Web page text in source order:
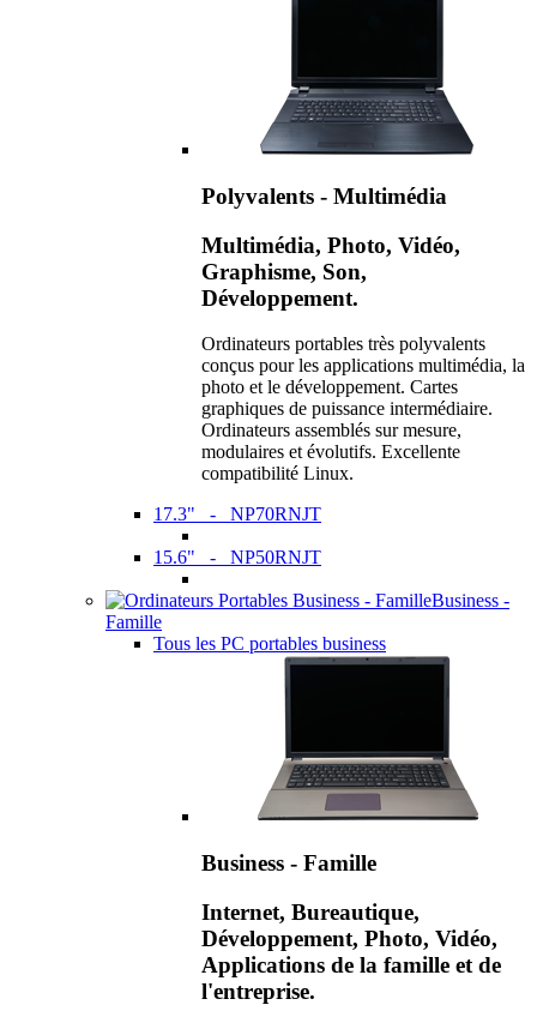
Polyvalents - Multimédia
Multimédia, Photo, Vidéo,
Graphisme, Son,
Développement.
Ordinateurs portables très polyvalents
conçus pour les applications multimédia, la
photo et le développement. Cartes
graphiques de puissance intermédiaire.
Ordinateurs assemblés sur mesure,
modulaires et évolutifs. Excellente
compatibilité Linux.
17.3" - NP70RNJT
15.6" - NP50RNJT
Business -
Famille
Tous les PC portables business
Business - Famille
Internet, Bureautique,
Développement, Photo, Vidéo,
Applications de la famille et de
l'entreprise.